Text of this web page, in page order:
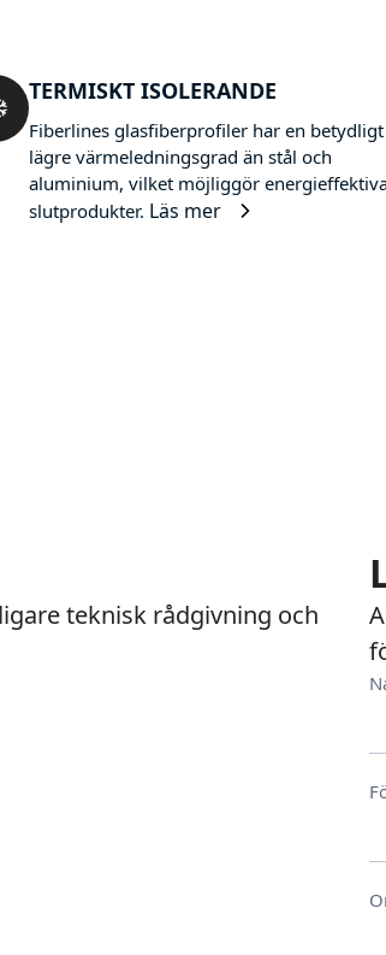
TERMISKT ISOLERANDE
Fiberlines glasfiberprofiler har en betydligt
lägre värmeledningsgrad än stål och
aluminium, vilket möjliggör
slutprodukter. Läs mer
teknisk rådgivning och